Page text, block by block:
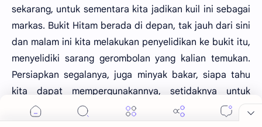
sekarang, untuk sementara kita jadikan kuil ini sebagai
markas. Bukit Hitam berada di depan, tak jauh dari sini
dan malam ini kita melakukan penyelidikan ke bukit itu,
menyelidiki sarang gerombolan yang kalian temukan.
Persiapkan segalanya, juga minyak bakar, siapa tahu
kita dapat mempergunakannya, setidaknya untuk
menggunakan siasat membakar semak memaksa ular
keluar dari sarangnya. Aku ingin memperoleh kepastian